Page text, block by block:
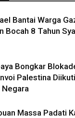
Bantai Warga
Bocah 8 Tahun
Bongkar
Palestina
Negara
Massa Padati